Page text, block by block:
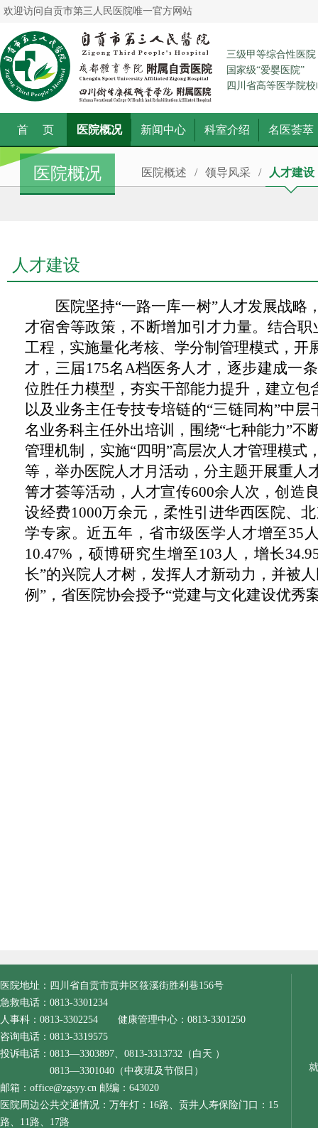
欢迎访问自贡市第三人民医院唯一官方网站
三级甲等综合性医院
国家级“爱婴医院”
四川省高等医学院
首 页 医院概况 新闻中心 科室介绍 名医荟萃
医院概况 医院概述 / 领导风采 / 人才建设
人才建设
医院坚持“一路一库一树”人才发展战略
才宿舍等政策，不断增加引才力量。结合职
工程，实施量化考核、学分制管理模式，开
才， 三届 175名A档医务人才，逐步建成一
位胜任力模型，夯实干部能力提升，建立包
以及业务主任专技专培链的“三链同构”中
名业务科主任外出培训 ，围绕“七种能力”不
管理机制，实施“四明”高层次人才管理模式
等，举办医院人才月活动，分主题开展重
箐才荟等活动，人才宣传600余人次，创造
设经费1000万余元，柔性引进华西医院、
学专家。近五年， 省市级医学人才增至35
10.47% ，硕博研究生增至103 人，增长
长”的兴院人才树，发挥人才新动力，并被
例” ，省医院协会授予“党建与文化建设优秀
医院地址：四川省自贡市贡井区筱溪街胜利巷156号
急救电话：0813-3301234
人事科：0813-3302254 健康管理中心：0813-3301250
咨询电话：0813-3319575
投诉电话：0813—3303897、0813-3313732（白天 ）
0813—3301040（中夜班及节假日）
邮箱：office@zgsyy.cn 邮编：643020
医院周边公共交通情况：万年灯：16路、贡井人寿保险门口：15
路、11路、17路